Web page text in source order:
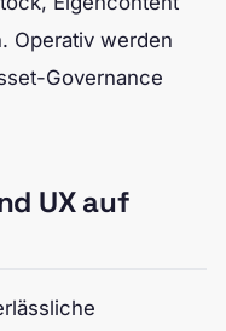
Operativ werden
Governance
UX auf